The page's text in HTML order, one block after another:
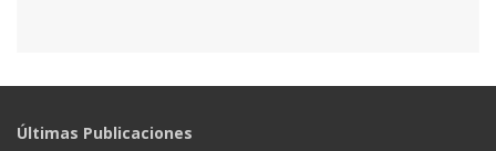
Últimas Publicaciones